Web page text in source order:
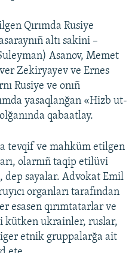
Qırımda Rusiye
altı sakini –
Asanov, Memet
Zekiryayev ve Ernes
Rusiye ve onıñ
yasaqlanğan «Hizb ut-
qabaatlay.
tevqif ve mahküm etilgen
olarnıñ taqip etilüvi
dep sayalar. Advokat Emil
organları tarafından
esasen qırımtatarlar ve
kütken ukrainler, ruslar,
etnik gruppalarğa ait